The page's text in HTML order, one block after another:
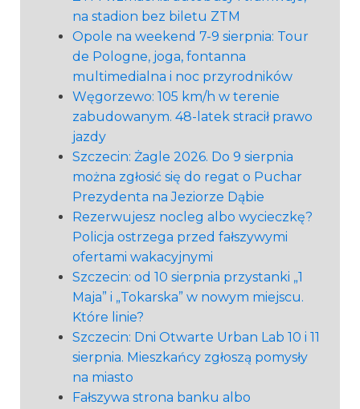
na stadion bez biletu ZTM
Opole na weekend 7-9 sierpnia: Tour
de Pologne, joga, fontanna
multimedialna i noc przyrodników
Węgorzewo: 105 km/h w terenie
zabudowanym. 48-latek stracił prawo
jazdy
Szczecin: Żagle 2026. Do 9 sierpnia
można zgłosić się do regat o Puchar
Prezydenta na Jeziorze Dąbie
Rezerwujesz nocleg albo wycieczkę?
Policja ostrzega przed fałszywymi
ofertami wakacyjnymi
Szczecin: od 10 sierpnia przystanki „1
Maja” i „Tokarska” w nowym miejscu.
Które linie?
Szczecin: Dni Otwarte Urban Lab 10 i 11
sierpnia. Mieszkańcy zgłoszą pomysły
na miasto
Fałszywa strona banku albo